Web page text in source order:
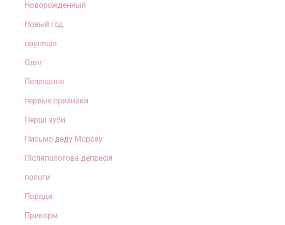
Новорожденный
Новый год
овуляція
Одяг
Пеленання
первые признаки
Перші зуби
Письмо деду Морозу
Післяпологова депресія
пологи
Поради
Прикорм